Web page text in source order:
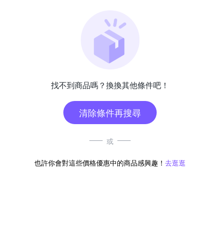
找不到商品嗎？換換其他條件吧！
清除條件再搜尋
或
也許你會對這些價格優惠中的商品感興趣！ 去逛逛